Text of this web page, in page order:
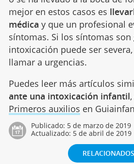
mejor en estos casos es
médica y que un profesional
síntomas. Si los síntomas son
intoxicación puede ser
llamar a urgencias.
Puedes leer más artículos
ante una intoxicación infantil
Primeros auxilios en
Publicado: 5 de marzo de 2019
Actualizado: 5 de abril de 2019
RELACIONADOS